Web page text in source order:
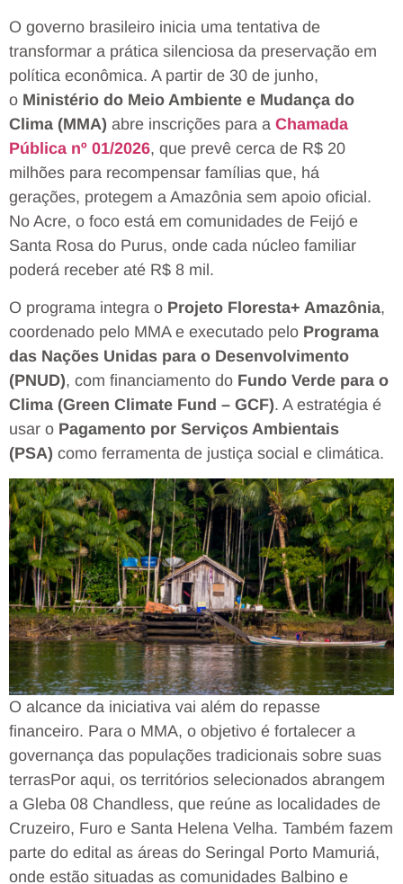
O governo brasileiro inicia uma tentativa de
transformar a prática silenciosa da preservação em
política econômica. A partir de 30 de junho,
o Ministério do Meio Ambiente e Mudança do
Clima (MMA) abre inscrições para a Chamada
Pública nº 01/2026, que prevê cerca de R$ 20
milhões para recompensar famílias que, há
gerações, protegem a Amazônia sem apoio oficial.
No Acre, o foco está em comunidades de Feijó e
Santa Rosa do Purus, onde cada núcleo familiar
poderá receber até R$ 8 mil.
O programa integra o Projeto Floresta+ Amazônia,
coordenado pelo MMA e executado pelo Programa
das Nações Unidas para o Desenvolvimento
(PNUD), com financiamento do Fundo Verde para o
Clima (Green Climate Fund – GCF). A estratégia é
usar o Pagamento por Serviços Ambientais
(PSA) como ferramenta de justiça social e climática.
O alcance da iniciativa vai além do repasse
financeiro. Para o MMA, o objetivo é fortalecer a
governança das populações tradicionais sobre suas
terrasPor aqui, os territórios selecionados abrangem
a Gleba 08 Chandless, que reúne as localidades de
Cruzeiro, Furo e Santa Helena Velha. Também fazem
parte do edital as áreas do Seringal Porto Mamuriá,
onde estão situadas as comunidades Balbino e